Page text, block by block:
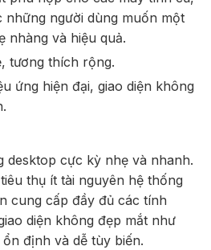
người dùng muốn một
nhàng và hiệu quả.
tương thích rộng.
ứng hiện đại, giao diện không
desktop cực kỳ nhẹ và nhanh.
thụ ít tài nguyên hệ thống
cung cấp đầy đủ các tính
diện không đẹp mắt như
định và dễ tùy biến.